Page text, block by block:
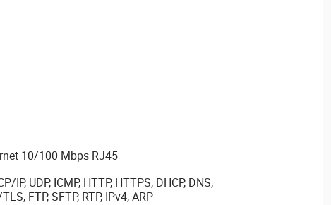
10/100 Mbps RJ45
IP, UDP, ICMP, HTTP, HTTPS, DHCP, DNS,
FTP, SFTP, RTP, IPv4, ARP